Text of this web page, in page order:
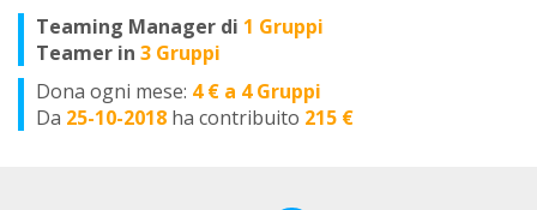
Teaming Manager di 1 Gruppi
Teamer in 3 Gruppi
Dona ogni mese: 4 € a 4 Gruppi
Da 25-10-2018 ha contribuito 215 €